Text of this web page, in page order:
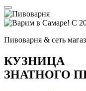
Пивоварня & сеть
КУЗНИЦА
ЗНАТНОГО